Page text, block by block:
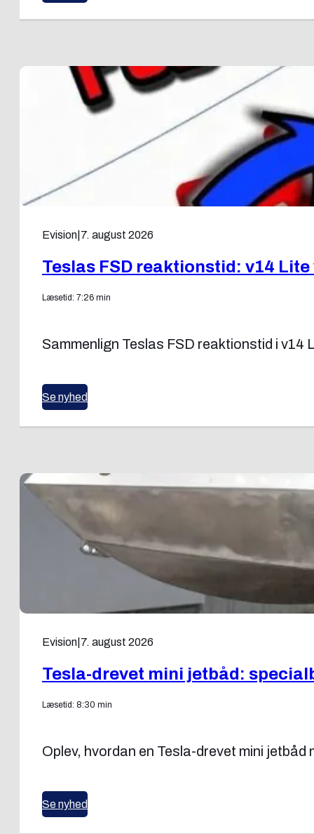
Evision 7. august 2026
Teslas FSD reaktionstid: v14 Lite
Læsetid: 7:26 min
Sammenlign Teslas FSD reaktionstid i
Se nyhed
Evision 7. august 2026
Tesla-drevet mini jetbåd:
Læsetid: 8:30 min
Oplev, hvordan en Tesla-drevet mini
Se nyhed